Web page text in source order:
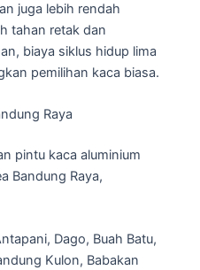
juga lebih rendah
tahan retak dan
biaya siklus hidup lima
pemilihan kaca biasa.
Raya
pintu kaca aluminium
Bandung Raya,
Dago, Buah Batu,
Kulon, Babakan